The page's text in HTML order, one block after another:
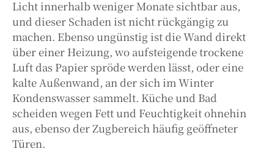
Licht innerhalb weniger Monate sichtbar aus,
und dieser Schaden ist nicht rückgängig zu
machen. Ebenso ungünstig ist die Wand direkt
über einer Heizung, wo aufsteigende trockene
Luft das Papier spröde werden lässt, oder eine
kalte Außenwand, an der sich im Winter
Kondenswasser sammelt. Küche und Bad
scheiden wegen Fett und Feuchtigkeit ohnehin
aus, ebenso der Zugbereich häufig geöffneter
Türen.